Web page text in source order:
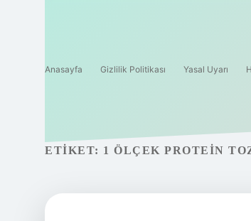
Anasayfa Gizlilik Politikası Yasal Uyarı
ETIKET: 1 ÖLÇEK PROTEIN